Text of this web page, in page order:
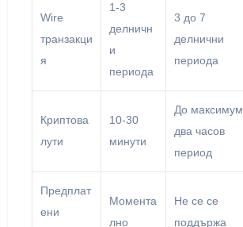
Wire
транзакци
я
1-3
делничн
и
периода
3 до 7
делнични
периода
Криптова
лути
10-30
минути
До максимум
два часов
период
Предплат
ени
Момента
лно
Не се се
поддържа